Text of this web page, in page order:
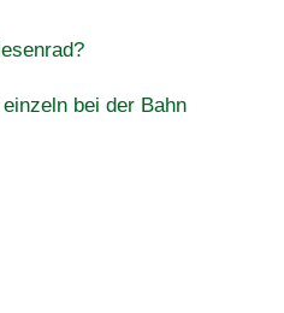
bei der Bahn